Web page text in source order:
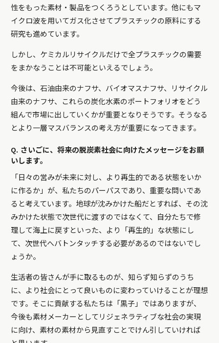
性をもった素材・製品をつくろうとしています。他にもマ
イクロ波を用いてガス化させてプラスチックの原料にする
研究も進めています。
しかし、ケミカルリサイクルだけで全プラスチックの需要
をまかなうことは不可能といえるでしょう。
今後は、石油由来のナフサ、バイオマスナフサ、リサイクル
由来のナフサ、これらの炭化水素のポートフォリオをどう
組んで市場に出していくかが重要となりそうです。そうなる
とより一層マスバランスの考え方が重要になってきます。
Q. さいごに、将来の脱炭素社会に向けたメッセージをお願
いします。
「日々の営みが未来に対し、より再生的である状態をいか
に作るか」が、私たちのパーパスであり、重要な問いであ
ると考えています。地球が沈みかけた船だとすれば、その沈
みかけた状態で次世代に渡すのではなくて、自分たちで修
理して海上に戻すといった、より「再生的」な状態にし
て、次世代へバトンタッチする必要があるのではないでし
ょうか。
生活者の皆さんが手に取るものが、知らず知らずのうち
に、より社会にとって良いものに変わっていけることが理想
です。そこに貢献する私たちは「黒子」ではありますが、
今後も素材メーカーとしてリジェネラティブな社会の実現
に向け、素材の素材から見直すことでけん引していければ